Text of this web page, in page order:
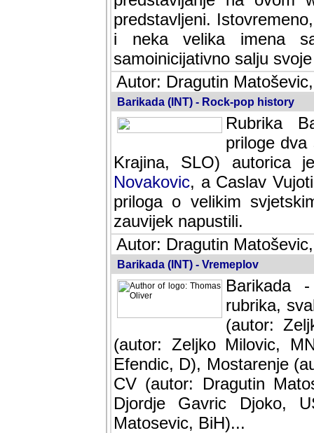
predstavljeni.
i neka velika imena
samoinicijativno salju
Autor: Dragutin
Barikada (INT) - Rock-pop history
Rubrika
dva
SLO) autorica je velikog
Caslav Vujotic
velikim svjetskim
napustili.
Autor: Dragutin
Barikada (INT) - Vremeplov
Barikada
rubrika,
(autor:
(autor: Zeljko Milovic,
Efendic, D), Mostarenje
CV (autor: Dragutin
Djordje Gavric Djoko,
Matosevic, BiH)...